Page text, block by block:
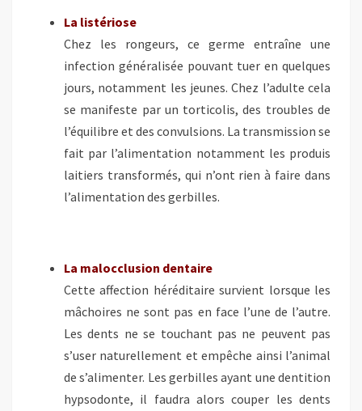
La listériose
Chez les rongeurs, ce germe entraîne une
infection généralisée pouvant tuer en quelques
jours, notamment les jeunes. Chez l’adulte cela
se manifeste par un torticolis, des troubles de
l’équilibre et des convulsions. La transmission se
fait par l’alimentation notamment les produis
laitiers transformés, qui n’ont rien à faire dans
l’alimentation des gerbilles.
La malocclusion dentaire
Cette affection héréditaire survient lorsque les
mâchoires ne sont pas en face l’une de l’autre.
Les dents ne se touchant pas ne peuvent pas
s’user naturellement et empêche ainsi l’animal
de s’alimenter. Les gerbilles ayant une dentition
hypsodonte, il faudra alors couper les dents